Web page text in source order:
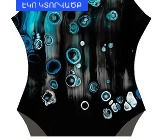
ԷԿՈ ԿՏՈՐՎԱԾՔ